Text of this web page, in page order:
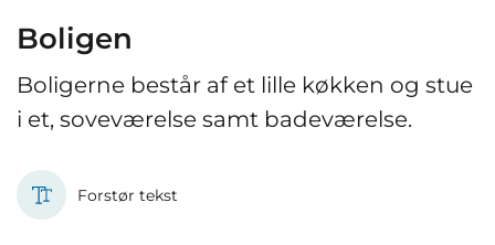
Boligen
Boligerne består af et lille køkken og stue
i et, soveværelse samt badeværelse.
Forstør tekst